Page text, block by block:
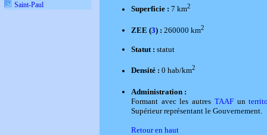
Saint-Paul
Superficie : 7 km2
ZEE (3) : 260000 km2
Statut : statut
Densité : 0 hab/km2
Administration :
Formant avec les autres TAAFun
Supérieur représentant le Gouvernement.
Retour en haut